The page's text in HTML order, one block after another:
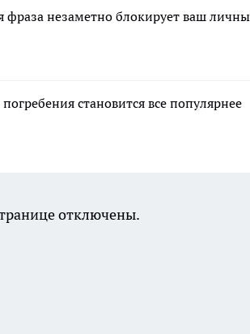
фраза незаметно блокирует ваш
становится все популярнее
отключены.